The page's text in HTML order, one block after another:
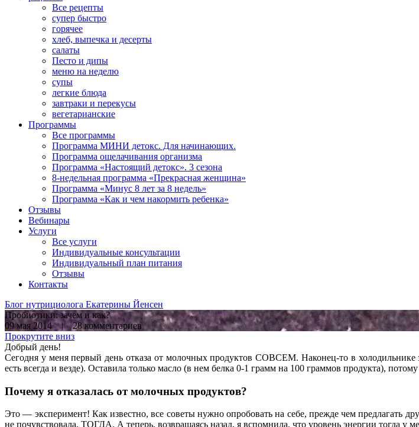
Все рецепты
супер быстро
горячее
хлеб, выпечка и десерты
салаты
Песто и дипы
меню на неделю
супы
легкие блюда
завтраки и перекусы
вегетарианские
Программы
Все программы
Программа МИНИ детокс. Для начинающих.
Программа ощелачивания организма
Программа «Настоящий детокс». 3 сезона
8-недельная программа «Прекрасная женщина»
Программа «Минус 8 лет за 8 недель»
Программа «Как и чем накормить ребенка»
Отзывы
Вебинары
Услуги
Все услуги
Индивидуальные консультации
Индивидуальный план питания
Отзывы
Контакты
Блог нутрициолога Екатерины Йенсен
Пробиотики: зачем и как?
09 мая 2014 | 28 комментариев
Прокрутите вниз
Добрый день!
Сегодня у меня первый день отказа от молочных продуктов СОВСЕМ. Наконец-то в
есть всегда и везде). Оставила только масло (в нем белка 0-1 грамм на 100 граммов продукта),
Почему я отказалась от молочных продуктов?
Это — эксперимент! Как известно, все советы нужно опробовать на себе, прежде чем предлагать
не почувствовала. ТОГДА. А теперь, возвращаясь назад, я вспомнила, что уровень энергии тогда у